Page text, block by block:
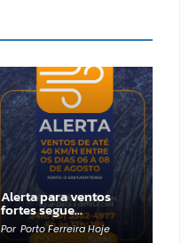
Alerta para ventos
fortes segue…
Por Porto Ferreira Hoje